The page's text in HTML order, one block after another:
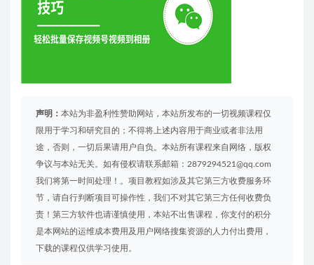
声明： 本站为非盈利性赞助网站，本站所发布的一切视频课程仅
限用于学习和研究目的；不得将上述内容用于商业或者非法用
途，否则，一切后果请用户自负。本站所有课程来自网络，版权
争议与本站无关。如有侵权请联系邮箱：2879294521@qq.com
我们将第一时间处理！。项目教程如涉及其它第三方收费服务环
节，请自行判断项目可操作性，我们不对其它第三方任何收费负
责！第三方软件也请谨慎使用，本站不出售课程，你支付的积分
是本网站的运维成本费用及用户网络搜集资源的人力付出费用，
下载的课程仅供学习使用。